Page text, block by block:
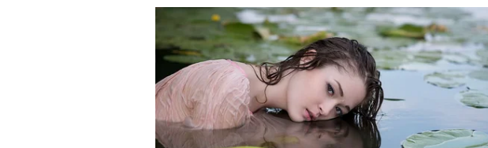
வெண்ணெய் & நெய்: வெண்ணெயை 1 மாதம்
ஃபிரிட்ஜே தேவையில்லை, வெளியவே பல
வாசனை மாறினா தவிர்த்துடுங்க.